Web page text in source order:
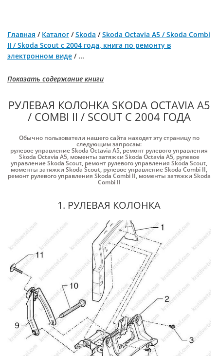
Главная / Каталог /Skoda /Skoda Octavia A5 / Skoda Combi
II / Skoda Scout с 2004 года, книга по ремонту в
электронном виде / ...
Показать содержание книги
РУЛЕВАЯ КОЛОНКА SKODA OCTAVIA A5
/ COMBI II / SCOUT С 2004 ГОДА
Обычно пользователи нашего сайта находят эту страницу по
следующим запросам:
рулевое управление Skoda Octavia A5, ремонт рулевого управления
Skoda Octavia A5, моменты затяжки Skoda Octavia A5, рулевое
управление Skoda Scout, ремонт рулевого управления Skoda Scout,
моменты затяжки Skoda Scout, рулевое управление Skoda Combi II,
ремонт рулевого управления Skoda Combi II, моменты затяжки Skoda
Combi II
1. РУЛЕВАЯ КОЛОНКА